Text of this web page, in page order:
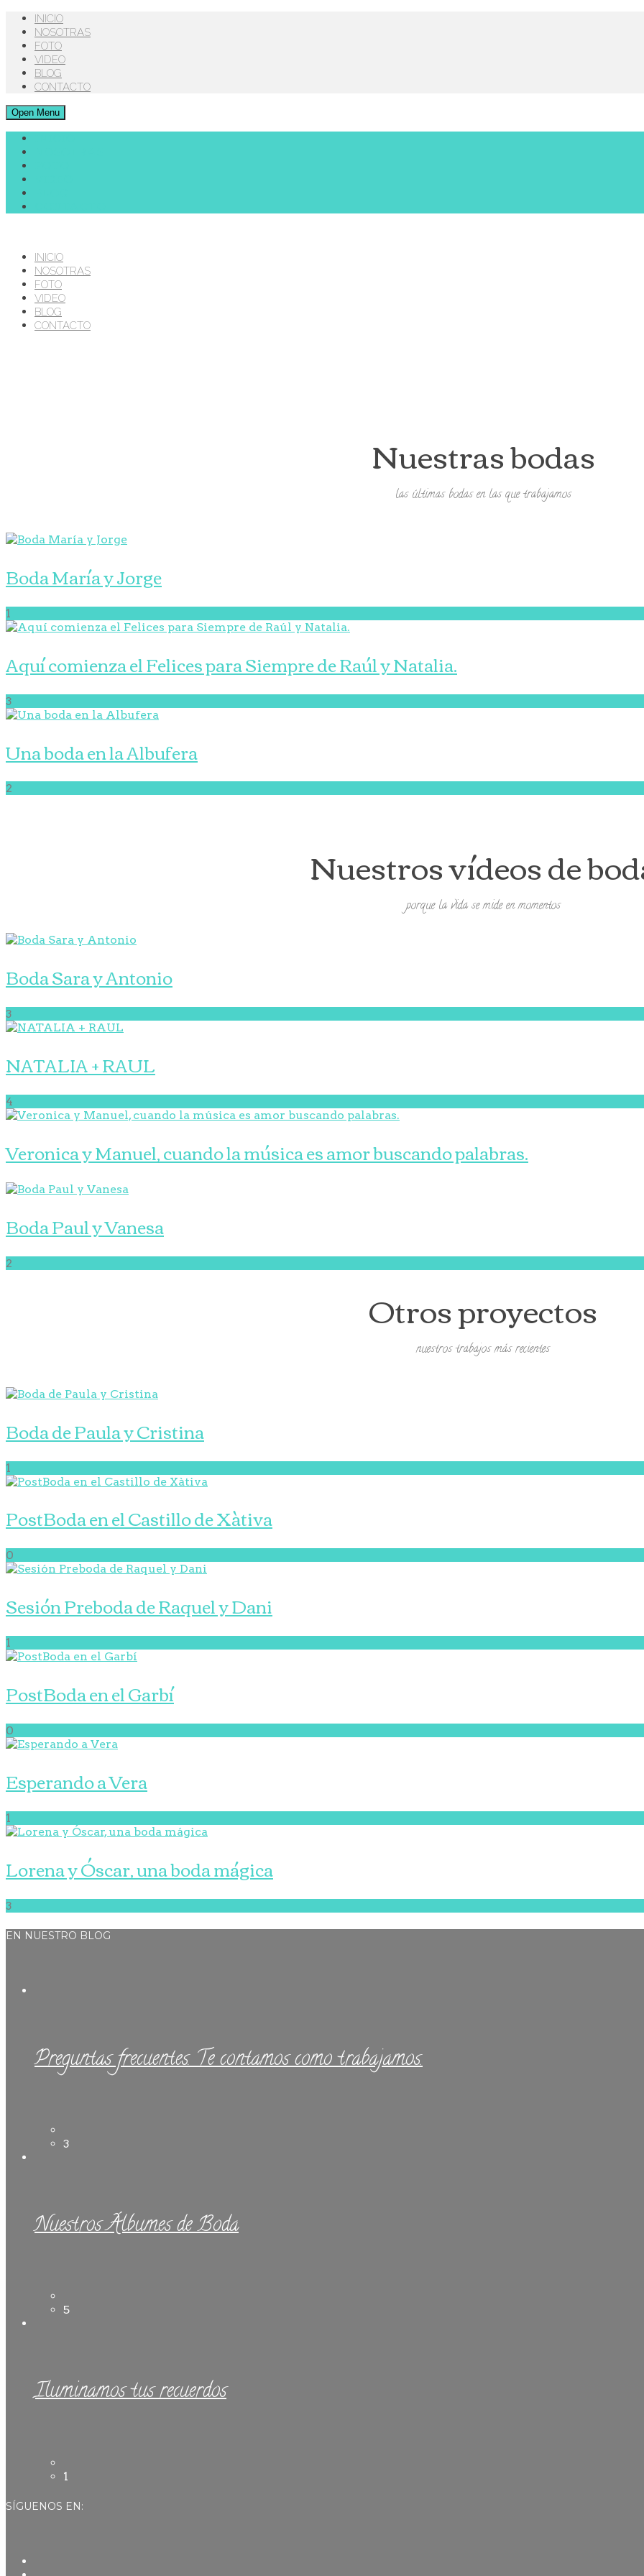
INICIO
NOSOTRAS
FOTO
VIDEO
BLOG
CONTACTO
Open Menu
INICIO
NOSOTRAS
FOTO
VIDEO
BLOG
CONTACTO
Nuestras bodas
las últimas bodas en las que trabajamos
Boda María y Jorge
1
Aquí comienza el Felices para Siempre de Raúl y Natalia.
3
Una boda en la Albufera
2
Nuestros vídeos de
porque la vida se mide en momentos
Boda Sara y Antonio
3
NATALIA + RAUL
4
Veronica y Manuel, cuando la música es amor buscando palabras.
Boda Paul y Vanesa
2
Otros proyectos
nuestros trabajos más recientes
Boda de Paula y Cristina
1
PostBoda en el Castillo de Xàtiva
0
Sesión Preboda de Raquel y Dani
1
PostBoda en el Garbí
0
Esperando a Vera
1
Lorena y Óscar, una boda mágica
3
EN NUESTRO BLOG
Preguntas frecuentes. Te contamos como trabajamos.
3
Nuestros Álbumes de Boda
5
Iluminamos tus recuerdos
1
SÍGUENOS EN: